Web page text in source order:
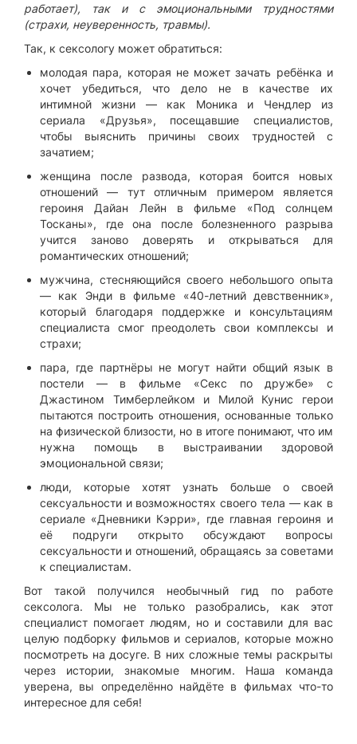
работает), так и с эмоциональными трудностями
(страхи, неуверенность, травмы).
Так, к сексологу может обратиться:
молодая пара, которая не может зачать ребёнка и
хочет убедиться, что дело не в качестве их
интимной жизни — как Моника и Чендлер из
сериала «Друзья», посещавшие специалистов,
чтобы выяснить причины своих трудностей с
зачатием;
женщина после развода, которая боится новых
отношений — тут отличным примером является
героиня Дайан Лейн в фильме «Под солнцем
Тосканы», где она после болезненного разрыва
учится заново доверять и открываться для
романтических отношений;
мужчина, стесняющийся своего небольшого опыта
— как Энди в фильме «40-летний девственник»,
который благодаря поддержке и консультациям
специалиста смог преодолеть свои комплексы и
страхи;
пара, где партнёры не могут найти общий язык в
постели — в фильме «Секс по дружбе» с
Джастином Тимберлейком и Милой Кунис герои
пытаются построить отношения, основанные только
на физической близости, но в итоге понимают, что им
нужна помощь в выстраивании здоровой
эмоциональной связи;
люди, которые хотят узнать больше о своей
сексуальности и возможностях своего тела — как в
сериале «Дневники Кэрри», где главная героиня и
её подруги открыто обсуждают вопросы
сексуальности и отношений, обращаясь за советами
к специалистам.
Вот такой получился необычный гид по работе
сексолога. Мы не только разобрались, как этот
специалист помогает людям, но и составили для вас
целую подборку фильмов и сериалов, которые можно
посмотреть на досуге. В них сложные темы раскрыты
через истории, знакомые многим. Наша команда
уверена, вы определённо найдёте в фильмах что-то
интересное для себя!